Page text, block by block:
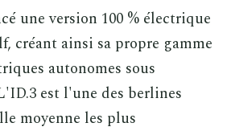
une version 100 % électrique
créant ainsi sa propre gamme
autonomes sous
est l'une des berlines
moyenne les plus